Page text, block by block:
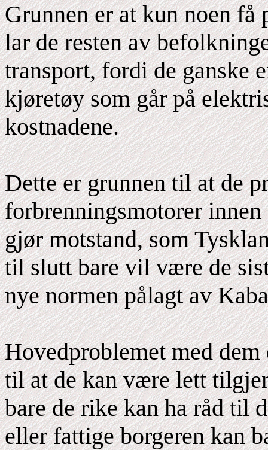
Grunnen er at kun noen få
lar de resten av
transport, fordi de ganske
kjøretøy som går på
kostnadene.
Dette er grunnen til at de
forbrenningsmotorer
gjør motstand, som
til slutt bare vil være de
nye normen pålagt av
Hovedproblemet med
til at de kan være lett
bare de rike kan ha råd til
eller fattige borgeren kan